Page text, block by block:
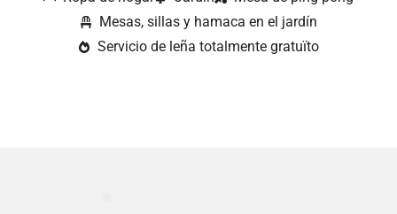
Mesas, sillas y hamaca en el jardín
Servicio de leña totalmente gratuïto